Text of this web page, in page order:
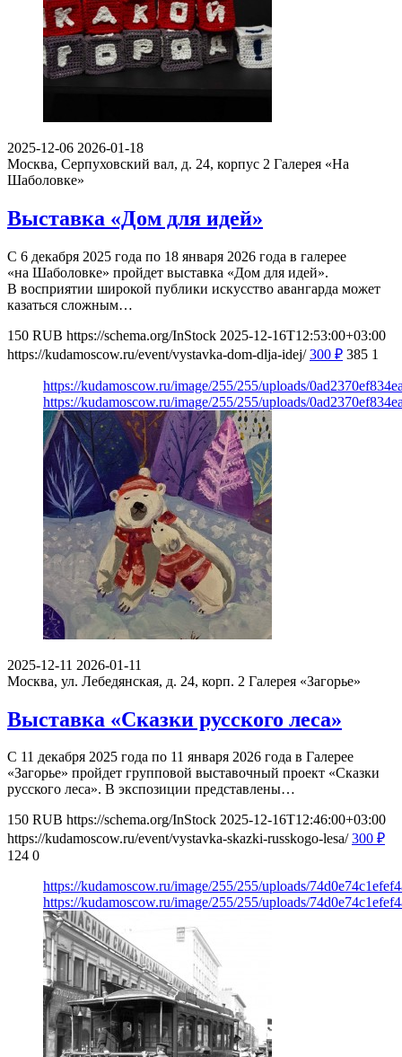
2025-12-06 2026-01-18
Москва, Серпуховский вал, д. 24, корпус 2 Галерея «На
Шаболовке»
Выставка «Дом для идей»
С 6 декабря 2025 года по 18 января 2026 года в галерее
«на Шаболовке» пройдет выставка «Дом для идей».
В восприятии широкой публики искусство авангарда может
казаться сложным…
150 RUB https://schema.org/InStock 2025-12-16T12:53:00+03:00
https://kudamoscow.ru/event/vystavka-dom-dlja-idej/ 300 ₽ 385 1
https://kudamoscow.ru/image/255/255/uploads/
https://kudamoscow.ru/image/255/255/uploads/
2025-12-11 2026-01-11
Москва, ул. Лебедянская, д. 24, корп. 2 Галерея «Загорье»
Выставка «Сказки русского леса»
С 11 декабря 2025 года по 11 января 2026 года в Галерее
«Загорье» пройдет групповой выставочный проект «Сказки
русского леса». В экспозиции представлены…
150 RUB https://schema.org/InStock 2025-12-16T12:46:00+03:00
https://kudamoscow.ru/event/vystavka-skazki-russkogo-lesa/ 300 ₽
124 0
https://kudamoscow.ru/image/255/255/uploads/
https://kudamoscow.ru/image/255/255/uploads/